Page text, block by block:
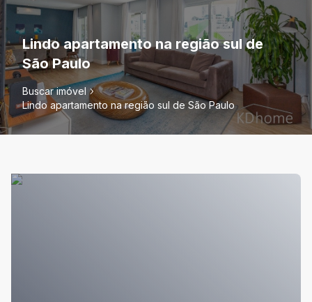
Lindo apartamento na região sul de
São Paulo
Buscar imóvel
Lindo apartamento na região sul de São Paulo